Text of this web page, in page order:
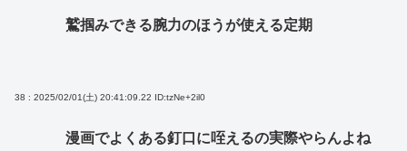
鷲掴みできる腕力のほうが使える定期
38 : 2025/02/01(土) 20:41:09.22 ID:tzNe+2il0
漫画でよくある釘口に咥えるの実際やらんよね